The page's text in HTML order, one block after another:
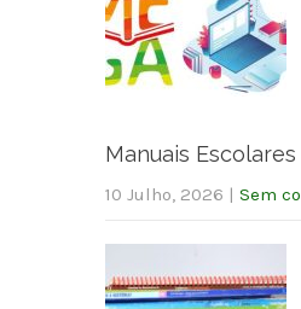
Manuais
10 Julho, 2026 | Sem